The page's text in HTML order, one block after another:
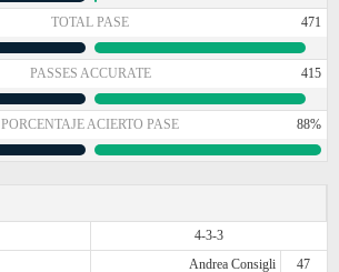
TOTAL PASE 471
PASSES ACCURATE 415
PORCENTAJE ACIERTO PASE 88%
4-3-3
Andrea Consigli
47